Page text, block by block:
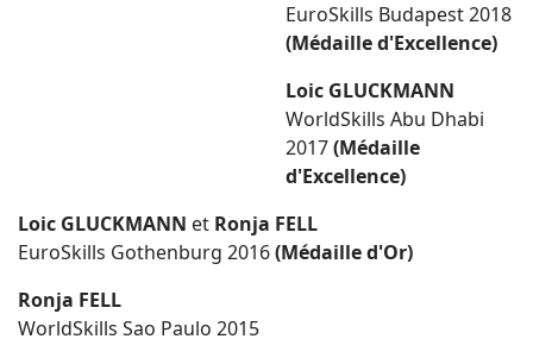
EuroSkills Budapest 2018
(Médaille d'Excellence)
Loic GLUCKMANN
WorldSkills Abu Dhabi
2017(Médaille
d'Excellence)
Loic GLUCKMANN et Ronja FELL
EuroSkills Gothenburg 2016(Médaille d'Or)
Ronja FELL
WorldSkills Sao Paulo 2015